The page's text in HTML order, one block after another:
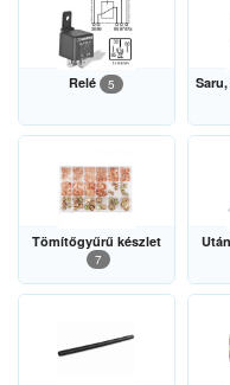
Relé 5
Tömítőgyűrű készlet
7